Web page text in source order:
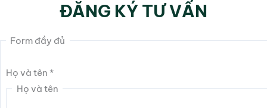
ĐĂNG KÝ TƯ VẤN
Form đầy đủ
Họ và tên*
Họ và tên